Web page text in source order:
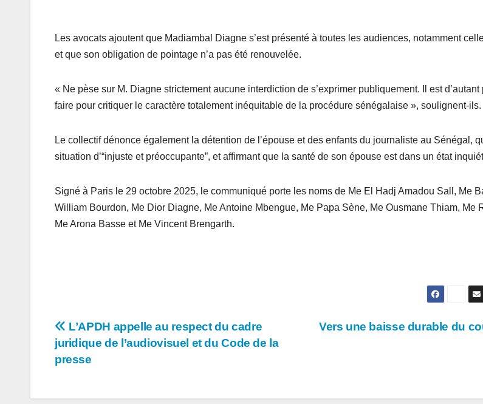
Les avocats ajoutent que Madiambal Diagne s’est présenté à toutes les audiences, notamment
et que son obligation de pointage n’a pas été renouvelée.
« Ne pèse sur M. Diagne strictement aucune interdiction de s’exprimer publiquement. Il est
faire pour critiquer le caractère totalement inéquitable de la procédure sénégalaise », soulignent-ils.
Le collectif dénonce également la détention de l’épouse et des enfants du journaliste au Sénégal,
situation d’“injuste et préoccupante”, et affirmant que la santé de son épouse est dans un état
Signé à Paris le 29 octobre 2025, le communiqué porte les noms de Me El Hadj Amadou Sall, Me
William Bourdon, Me Dior Diagne, Me Antoine Mbengue, Me Papa Sène, Me Ousmane Thiam, Me
Me Arona Basse et Me Vincent Brengarth.
Navigation
de
Vers une baisse durable du
L’APDH appelle au respect du cadre
juridique de l’audiovisuel et du Code de la
presse